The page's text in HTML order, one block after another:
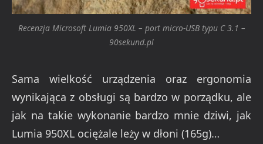
Recenzja Microsoft Lumia 950XL – port micro-USB typu C 3.1 –
90sekund.pl
Sama wielkość urządzenia oraz ergonomia
wynikająca z obsługi są bardzo w porządku, ale
jak na takie wykonanie bardzo mnie dziwi, jak
Lumia 950XL ociężale leży w dłoni (165g)…